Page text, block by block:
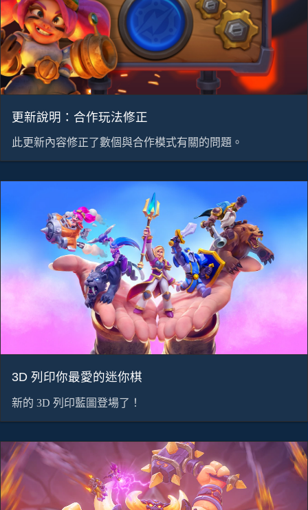
更新說明：合作玩法修正
此更新內容修正了數個與合作模式有關的問題。
3D 列印你最愛的迷你棋
新的 3D 列印藍圖登場了！